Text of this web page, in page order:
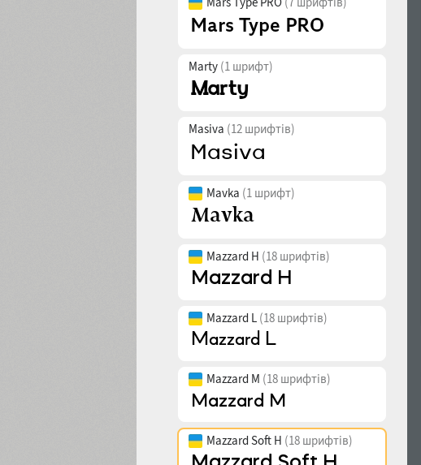
Marty (1 шрифт)
Masiva (12 шрифтів)
Mavka (1 шрифт)
Mazzard H (18 шрифтів)
Mazzard L (18 шрифтів)
Mazzard M (18 шрифтів)
Mazzard Soft H (18 шрифтів)